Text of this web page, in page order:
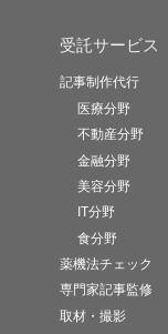
受託サービス
記事制作代行
医療分野
不動産分野
金融分野
美容分野
IT分野
食分野
薬機法チェック
専門家記事監修
取材・撮影